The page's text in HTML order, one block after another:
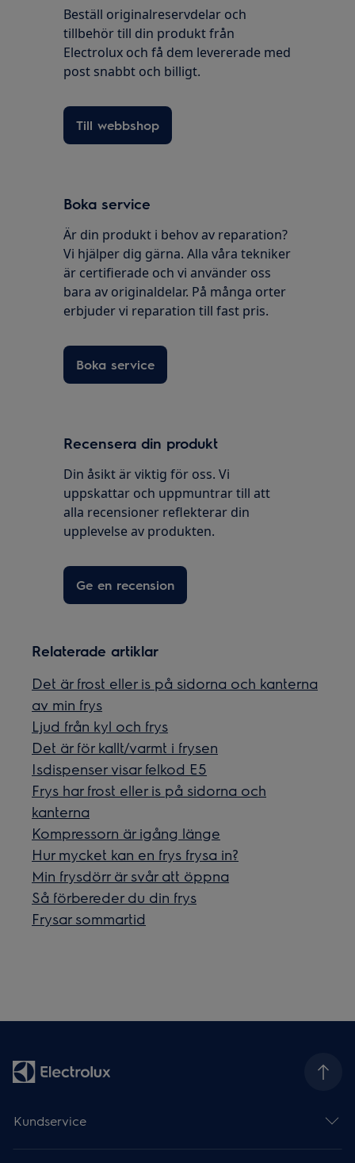
Beställ originalreservdelar och
tillbehör till din produkt från
Electrolux och få dem levererade med
post snabbt och billigt.
Till webbshop
Boka service
Är din produkt i behov av reparation?
Vi hjälper dig gärna. Alla våra tekniker
är certifierade och vi använder oss
bara av originaldelar. På många orter
erbjuder vi reparation till fast pris.
Boka service
Recensera din produkt
Din åsikt är viktig för oss. Vi
uppskattar och uppmuntrar till att
alla recensioner reflekterar din
upplevelse av produkten.
Ge en recension
Relaterade artiklar
Det är frost eller is på sidorna och kanterna
av min frys
Ljud från kyl och frys
Det är för kallt/varmt i frysen
Isdispenser visar felkod E5
Frys har frost eller is på sidorna och
kanterna
Kompressorn är igång länge
Hur mycket kan en frys frysa in?
Min frysdörr är svår att öppna
Så förbereder du din frys
Frysar sommartid
Kundservice